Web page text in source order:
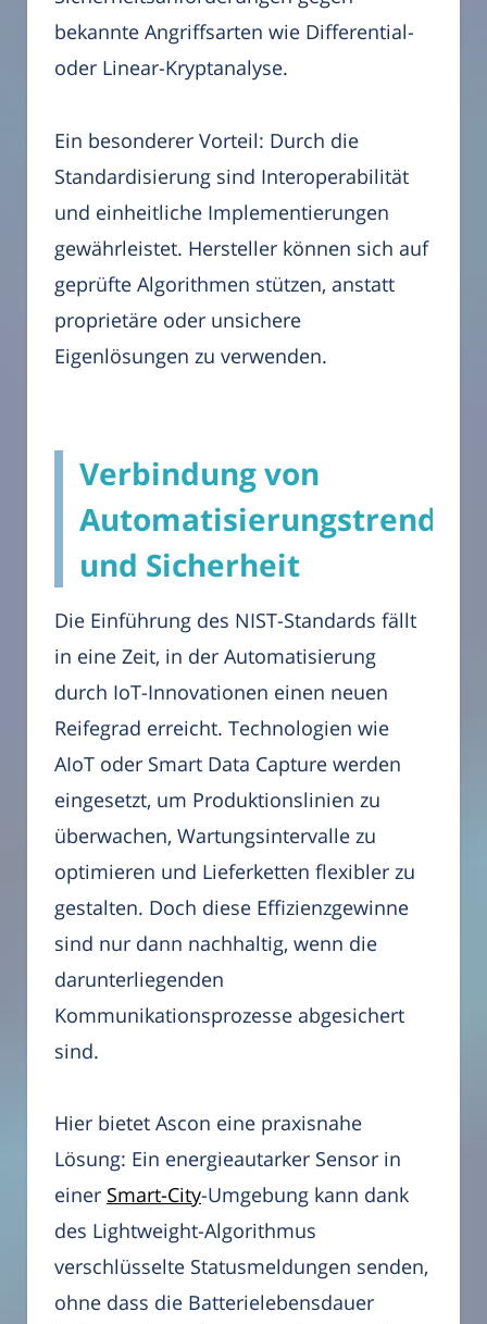
bekannte Angriffsarten wie Differential-
oder Linear-Kryptanalyse.
Ein besonderer Vorteil: Durch die
Standardisierung sind Interoperabilität
und einheitliche Implementierungen
gewährleistet. Hersteller können sich auf
geprüfte Algorithmen stützen, anstatt
proprietäre oder unsichere
Eigenlösungen zu verwenden.
Verbindung von
Automatisierungstrends
und Sicherheit
Die Einführung des NIST-Standards fällt
in eine Zeit, in der Automatisierung
durch IoT-Innovationen einen neuen
Reifegrad erreicht. Technologien wie
AIoT oder Smart Data Capture werden
eingesetzt, um Produktionslinien zu
überwachen, Wartungsintervalle zu
optimieren und Lieferketten flexibler zu
gestalten. Doch diese Effizienzgewinne
sind nur dann nachhaltig, wenn die
darunterliegenden
Kommunikationsprozesse abgesichert
sind.
Hier bietet Ascon eine praxisnahe
Lösung: Ein energieautarker Sensor in
einer Smart-City-Umgebung kann dank
des Lightweight-Algorithmus
verschlüsselte Statusmeldungen senden,
ohne dass die Batterielebensdauer